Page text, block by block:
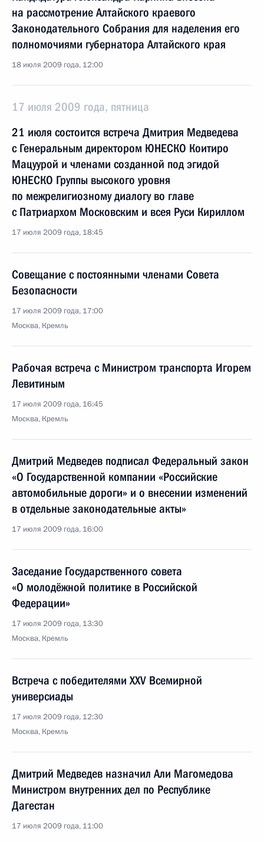
на рассмотрение Алтайского краевого
Законодательного Собрания для наделения его
полномочиями губернатора Алтайского края
18 июля 2009 года, 12:00
17 июля 2009 года, пятница
21 июля состоится встреча Дмитрия Медведева
с Генеральным директором ЮНЕСКО Коитиро
Мацуурой и членами созданной под эгидой
ЮНЕСКО Группы высокого уровня
по межрелигиозному диалогу во главе
с Патриархом Московским и всея Руси Кириллом
17 июля 2009 года, 18:45
Совещание с постоянными членами Совета
Безопасности
17 июля 2009 года, 17:00
Москва, Кремль
Рабочая встреча с Министром транспорта Игорем
Левитиным
17 июля 2009 года, 16:45
Москва, Кремль
Дмитрий Медведев подписал Федеральный закон
«О Государственной компании «Российские
автомобильные дороги» и о внесении изменений
в отдельные законодательные акты»
17 июля 2009 года, 16:00
Заседание Государственного совета
«О молодёжной политике в Российской
Федерации»
17 июля 2009 года, 13:30
Москва, Кремль
Встреча с победителями XXV Всемирной
универсиады
17 июля 2009 года, 12:30
Москва, Кремль
Дмитрий Медведев назначил Али Магомедова
Министром внутренних дел по Республике
Дагестан
17 июля 2009 года, 11:00